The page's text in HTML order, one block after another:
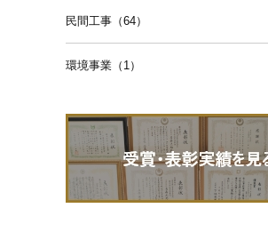
民間工事（64）
環境事業（1）